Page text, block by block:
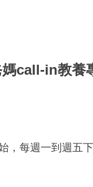
媽call-in教養
，每週一到週五